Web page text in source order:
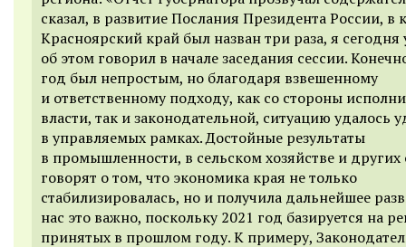
сказал, в развитие Послания Президента России, в
Красноярский край был назван три раза, я сегодня
об этом говорил в начале заседания сессии.
год был непростым, но благодаря взвешенному
и ответственному подходу, как со стороны
власти, так и законодательной, ситуацию удалось
в управляемых рамках. Достойные результаты
в промышленности, в сельском хозяйстве и других
говорят о том, что экономика края не только
стабилизировалась, но и получила дальнейшее
нас это важно, поскольку 2021 год базируется на
принятых в прошлом году. К примеру,